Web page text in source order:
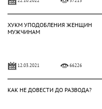
ХУКМ УПОДОБЛЕНИЯ ЖЕНЩИН
МУЖЧИНАМ
12.03.2021 66226
КАК НЕ ДОВЕСТИ ДО РАЗВОДА?